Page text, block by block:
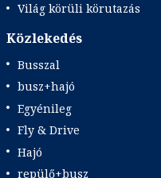
Világ körüli körutazás
Közlekedés
Busszal
busz+hajó
Egyénileg
Fly & Drive
Hajó
repülő+busz